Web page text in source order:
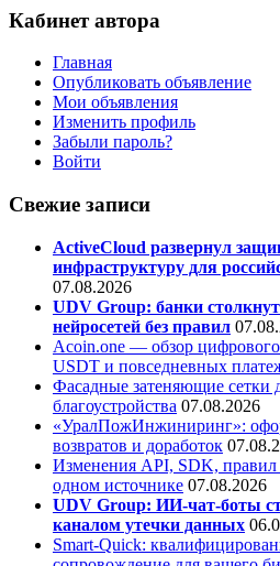
Кабинет автора
Главная
Опубликовать объявление
Мои объявления
Изменить профиль
Забыли пароль?
Войти
Свежие записи
ActiveCloud развернул
инфраструктуру для
07.08.2026
UDV Group: банки
нейросетей без правил
Acoin.one — обзор
USDT и повседневных
Фасадные затеняющие сетки
благоустройства 07.08.2026
«УралПожИнжиниринг»:
возвратов и доработок
Изменения API, SDK,
одном источнике 07.08.2026
UDV Group: ИИ-чат-боты
каналом утечки данных
Smart-Quick: